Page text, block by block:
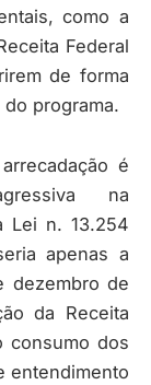
como a
Federal
de forma
programa.
é
na
Lei n. 13.254
apenas a
dezembro de
da Receita
consumo dos
entendimento